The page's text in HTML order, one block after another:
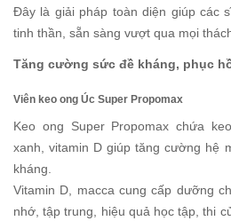
Đây là giải pháp toàn diện giúp các
tinh thần, sẵn sàng vượt qua mọi
Tăng cường sức đề kháng, phục
Viên keo ong Úc Super Propomax
Keo ong Super Propomax chứa
xanh, vitamin D giúp tăng cường hệ
kháng.
Vitamin D, macca cung cấp dưỡng
nhớ, tập trung, hiệu quả học tập, thi